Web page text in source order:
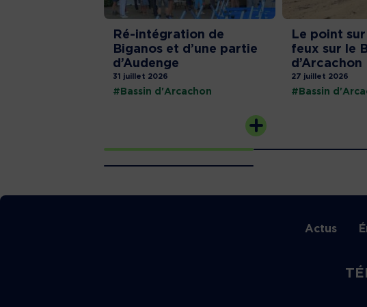
Ré-intégration de
Biganos et d’une partie
d’Audenge
31 juillet 2026
#Bassin d'Arcachon
Le point
feux sur le
d’Arcachon
27 juillet 2026
#Bassin
Actus